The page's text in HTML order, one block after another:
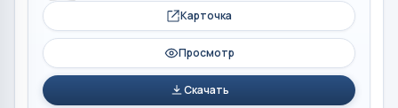
Карточка
Просмотр
Скачать